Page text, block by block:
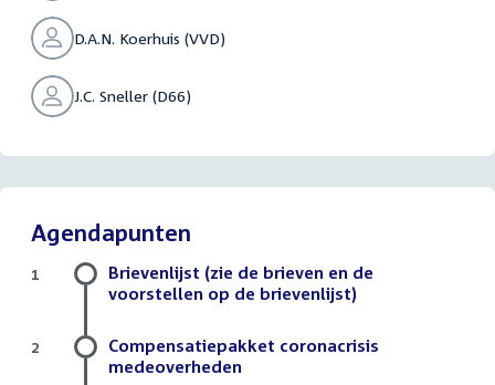
D.A.N. Koerhuis (VVD)
J.C. Sneller (D66)
Agendapunten
Brievenlijst (zie de brieven en de
voorstellen op de brievenlijst)
1
Compensatiepakket coronacrisis
medeoverheden
2